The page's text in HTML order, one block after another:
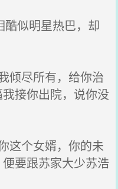
似明星热巴，却
倾尽所有，给你治
接你出院，说你没
这个女婿，你的未
要跟苏家大少苏浩